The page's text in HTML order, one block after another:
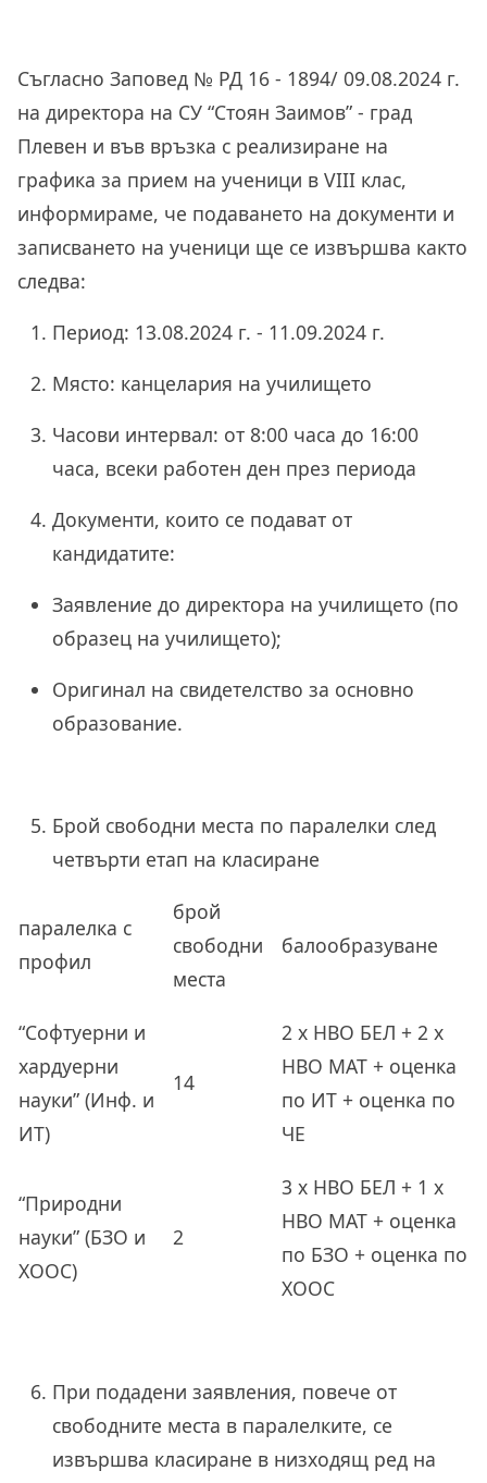
Съгласно Заповед № РД 16 - 1894/ 09.08.2024 г.
на директора на СУ “Стоян Заимов” - град
Плевен и във връзка с реализиране на
графика за прием на ученици в VIII клас,
информираме, че подаването на документи и
записването на ученици ще се извършва както
следва:
Период: 13.08.2024 г. - 11.09.2024 г.
Място: канцелария на училището
Часови интервал: от 8:00 часа до 16:00
часа, всеки работен ден през периода
Документи, които се подават от
кандидатите:
Заявление до директора на училището (по
образец на училището);
Оригинал на свидетелство за основно
образование.
Брой свободни места по паралелки след
четвърти етап на класиране
паралелка с
профил
брой
свободни
места
балообразуване
“Софтуерни и
хардуерни
науки” (Инф. и
ИТ)
14
2 х НВО БЕЛ + 2 х
НВО МАТ + оценка
по ИТ + оценка по
ЧЕ
“Природни
науки” (БЗО и
ХООС)
2
3 х НВО БЕЛ + 1 х
НВО МАТ + оценка
по БЗО + оценка по
ХООС
При подадени заявления, повече от
свободните места в паралелките, се
извършва класиране в низходящ ред на